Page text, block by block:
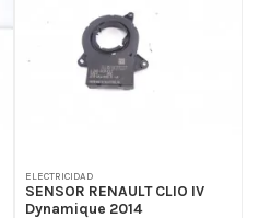
ELECTRICIDAD
SENSOR RENAULT CLIO IV
Dynamique 2014